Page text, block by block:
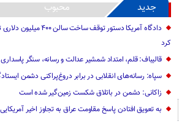
جدید محبوب
دادگاه آمریکا دستور توقف ساخت
کرد
قالیباف: قلم، امتداد شمشیر عدالت و رسانه، سنگر
سپاه: رسانه‌های انقلابی در برابر دروغ‌پراکنی دشمن
زاکانی: دشمن در باتلاق شکست زمین‌گیر شده است
به تعویق افتادن پاسخ مقاومت عراق به تجاوز اخیر